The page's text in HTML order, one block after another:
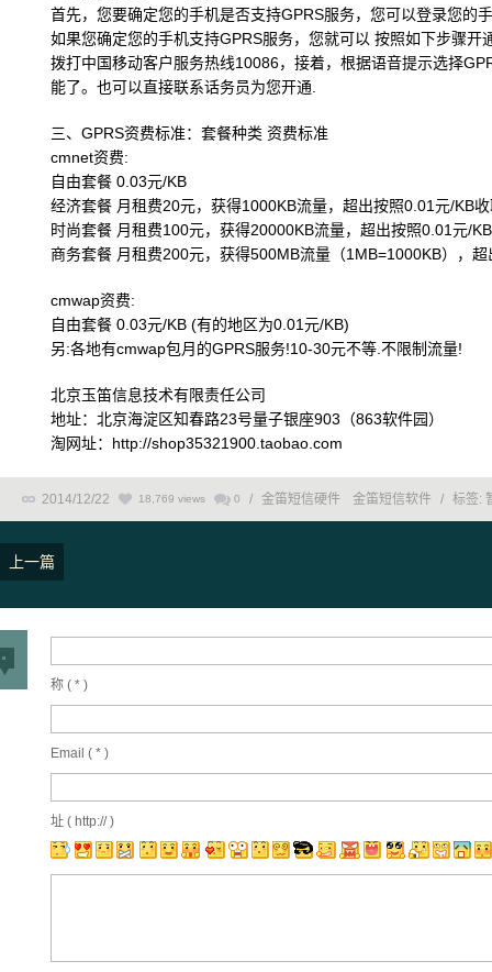
首先，您要确定您的手机是否支持GPRS服务，您可以登录您的
如果您确定您的手机支持GPRS服务，您就可以 按照如下步骤开
拨打中国移动客户服务热线10086，接着，根据语音提示选择
能了。也可以直接联系话务员为您开通.
三、GPRS资费标准：套餐种类 资费标准
cmnet资费:
自由套餐 0.03元/KB
经济套餐 月租费20元，获得1000KB流量，超出按照0.01元/KB
时尚套餐 月租费100元，获得20000KB流量，超出按照0.01元/
商务套餐 月租费200元，获得500MB流量（1MB=1000KB），
cmwap资费:
自由套餐 0.03元/KB (有的地区为0.01元/KB)
另:各地有cmwap包月的GPRS服务!10-30元不等.不限制流量!
北京玉笛信息技术有限责任公司
地址：北京海淀区知春路23号量子银座903（863软件园）
淘网址：http://shop35321900.taobao.com
2014/12/22 18,769 views 0 / 金笛短信硬件 金笛短信软件 / 标签:
上一篇
称 ( * )
Email ( * )
址 ( http:// )